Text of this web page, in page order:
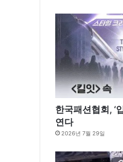
한국패션협회, ‘
연다
2026년 7월 29일